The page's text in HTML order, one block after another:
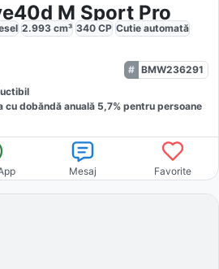
M Sport Pro
2.993 cm³ 340 CP Cutie automată
BMW236291
cu dobăndă anuală 5,7% pentru persoane
Mesaj Favorite